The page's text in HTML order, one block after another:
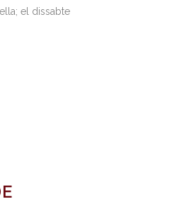
el dissabte